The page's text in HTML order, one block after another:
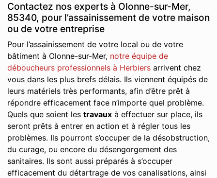
Contactez nos experts à Olonne-sur-Mer,
85340, pour l’assainissement de votre maison
ou de votre entreprise
Pour l’assainissement de votre local ou de votre
bâtiment à Olonne-sur-Mer, notre équipe de
déboucheurs professionnels à Herbiers arrivent chez
vous dans les plus brefs délais. Ils viennent équipés de
leurs matériels très performants, afin d’être prêt à
répondre efficacement face n’importe quel problème.
Quels que soient les travaux à effectuer sur place, ils
seront prêts à entrer en action et à régler tous les
problèmes. Ils pourront s’occuper de la désobstruction,
du curage, ou encore du désengorgement des
sanitaires. Ils sont aussi préparés à s’occuper
efficacement du détartrage de vos canalisations, ainsi